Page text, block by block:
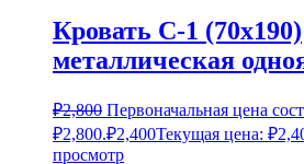
Кровать С-1 (70х190)
металлическая
₽2,800 Первоначальная цена
₽2,800.₽2,400Текущая цена:
просмотр